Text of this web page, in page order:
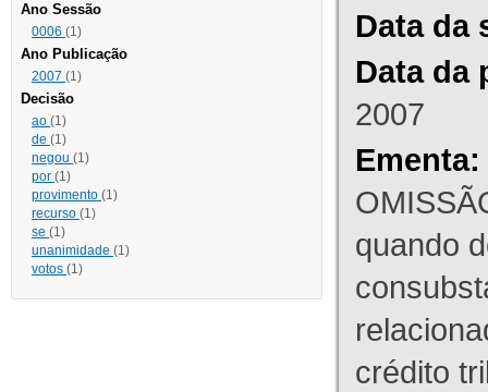
Ano Sessão
0006 (1)
Ano Publicação
2007 (1)
Decisão
ao (1)
de (1)
negou (1)
por (1)
provimento (1)
recurso (1)
se (1)
unanimidade (1)
votos (1)
Data da
Data da
2007
Ementa:
quando
crédito